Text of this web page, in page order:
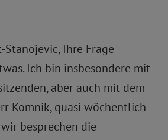
Stanojevic, Ihre Frage
Ich bin insbesondere mit
aber auch mit dem
Komnik, quasi wöchentlich
besprechen die